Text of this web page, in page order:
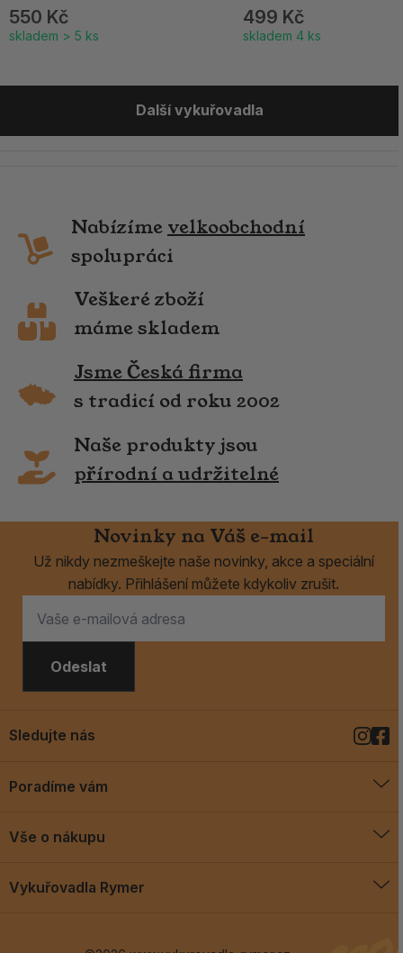
550 Kč
skladem > 5 ks
499 Kč
skladem 4 ks
Další vykuřovadla
Nabízíme velkoobchodní
spolupráci
Veškeré zboží
máme skladem
Jsme Česká firma
s tradicí od roku 2002
Naše produkty jsou
přírodní a udržitelné
Novinky na Váš e-mail
Už nikdy nezmeškejte naše novinky, akce a speciální
nabídky. Přihlášení můžete kdykoliv zrušit.
Odeslat
Poradíme vám
Blog
Vše o nákupu
Vykuřovadla Rymer
Sledujte nás